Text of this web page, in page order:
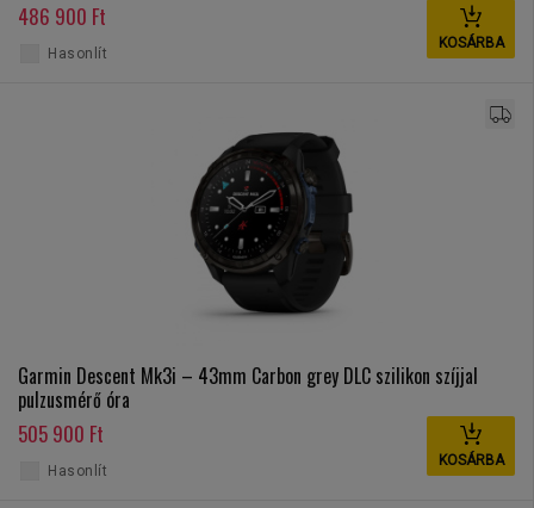
486 900 Ft
KOSÁRBA
Hasonlít
Garmin Descent Mk3i – 43mm Carbon grey DLC szilikon szíjjal
pulzusmérő óra
505 900 Ft
KOSÁRBA
Hasonlít